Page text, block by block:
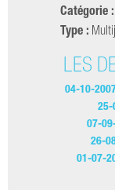
Catégorie :
Type :
LES
04-10-
25-
07-
26-
01-07-